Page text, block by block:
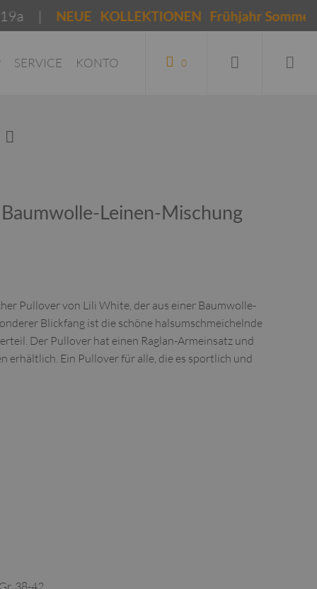
NEUE KOLLEKTIONEN Frühjahr Sommer 2026#
SERVICE KONTO 0
Leinen-Mischung
Pullover von Lili White, der aus einer Baumwolle-
Blickfang ist die schöne halsumschmeichelnde
Der Pullover hat einen Raglan-Armeinsatz und
erhältlich. Ein Pullover für alle, die es sportlich und